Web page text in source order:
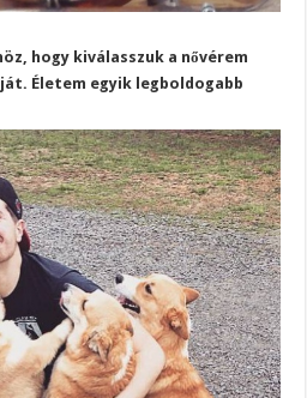
hogy kiválasszuk a nővérem
Életem egyik legboldogabb